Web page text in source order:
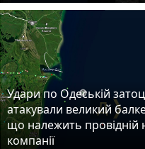
Удари по Одеській
атакували великий
що належить провідній
компанії